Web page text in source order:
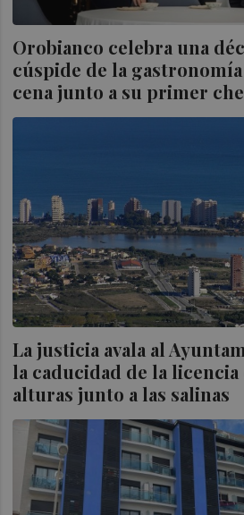
Orobianco celebra una
cúspide de la
cena junto a su primer
La justicia avala al
la caducidad de la
alturas junto a las salinas